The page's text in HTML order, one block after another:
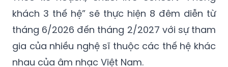
hệ.
Theo kế hoạch, chuỗi live concert “Phòng
khách 3 thế hệ” sẽ thực hiện 8 đêm diễn từ